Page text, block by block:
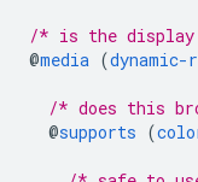
/* is the display
@media (dynamic-
/* does this
@supports (